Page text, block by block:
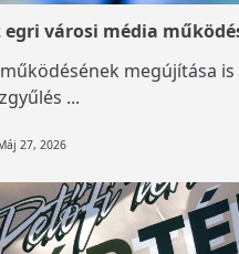
városi média
megújítása is
...
27, 2026